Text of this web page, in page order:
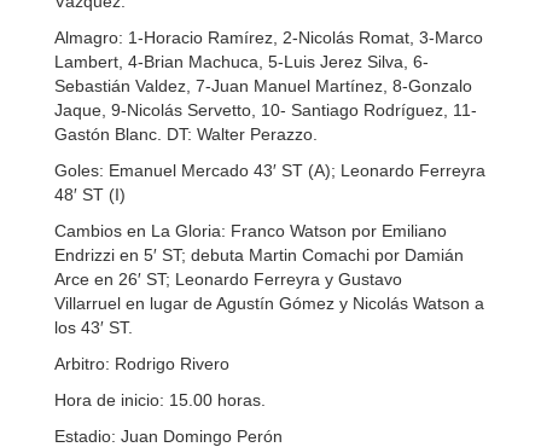
Almagro: 1-Horacio Ramírez, 2-Nicolás Romat, 3-Marco
Lambert, 4-Brian Machuca, 5-Luis Jerez Silva, 6-
Sebastián Valdez, 7-Juan Manuel Martínez, 8-Gonzalo
Jaque, 9-Nicolás Servetto, 10- Santiago Rodríguez, 11-
Gastón Blanc. DT: Walter Perazzo.
Goles: Emanuel Mercado 43′ ST (A); Leonardo Ferreyra
48′ ST (I)
Cambios en La Gloria: Franco Watson por Emiliano
Endrizzi en 5′ ST; debuta Martin Comachi por Damián
Arce en 26′ ST; Leonardo Ferreyra y Gustavo
Villarruel en lugar de Agustín Gómez y Nicolás Watson a
los 43′ ST.
Arbitro: Rodrigo Rivero
Hora de inicio: 15.00 horas.
Estadio: Juan Domingo Perón